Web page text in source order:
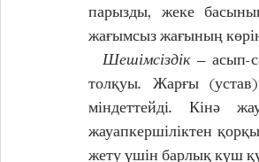
парызды, жеке басының
жағымсыз жағының
  Шешімсіздік
– асып-
толқуы. Жарғы
міндеттейді. Кінә
жауапкершіліктен
жету үшін барлық күш